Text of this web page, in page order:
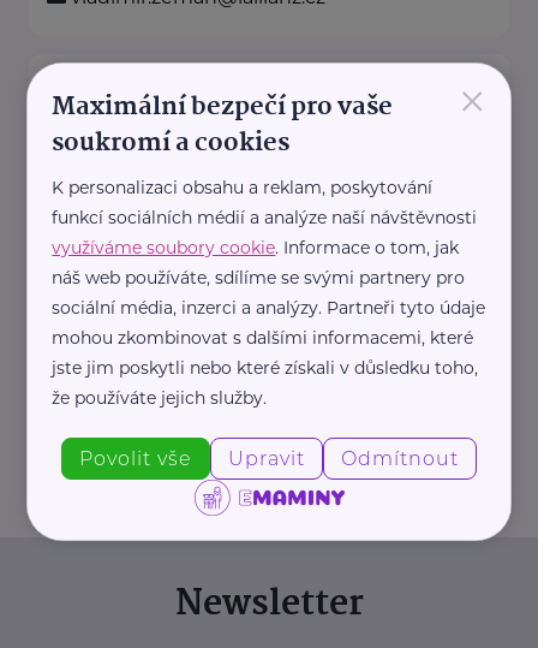
U Prostředního mlýna 128 Pelhřimov
najdete vždy profesionála, který
vám rád poradí a pomůže.
https://www.allianz.cz/cs_CZ/pobocky-
a-poradci/0669-Miroslav-Stica-s-r-
o.html
+420 565 325 404
Newsletter
×
Maximální bezpečí pro vaše
soukromí a cookies
K personalizaci obsahu a reklam, poskytování
funkcí sociálních médií a analýze naší návštěvnosti
využíváme soubory cookie. Informace o tom, jak
náš web používáte, sdílíme se svými partnery pro
sociální média, inzerci a analýzy. Partneři tyto údaje
mohou zkombinovat s dalšími informacemi, které
jste jim poskytli nebo které získali v důsledku toho,
že používáte jejich služby.
Povolit vše Upravit Odmítnout